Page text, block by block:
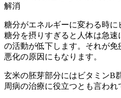
解消
糖分がエネルギーに変わる時に
糖分を摂りすぎると人体は急速
の活動が低下します。それが
悪化の原因にもなります。
玄米の胚芽部分にはビタミンB
周病の治療に役立つとも言われ